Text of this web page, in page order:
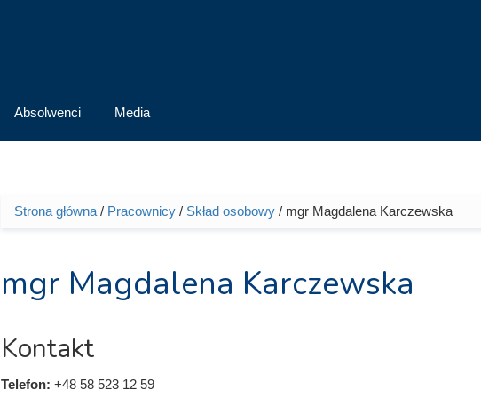
Absolwenci Media
Jesteś tutaj
Strona główna/ Pracownicy/ Skład osobowy/ mgr Magdalena Karczewska
mgr Magdalena Karczewska
Kontakt
Telefon: +48 58 523 12 59